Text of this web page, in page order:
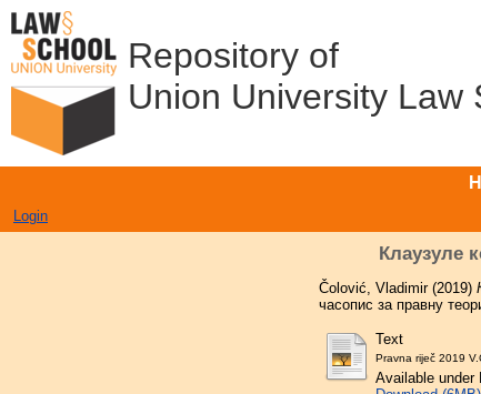
Repository of
Union University Law
Login
Клаузуле
Čolović, Vladimir(2019)
часопис за правну
Text
Pravna riječ 2019
Available under